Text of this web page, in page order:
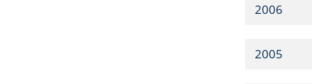
2006
2005